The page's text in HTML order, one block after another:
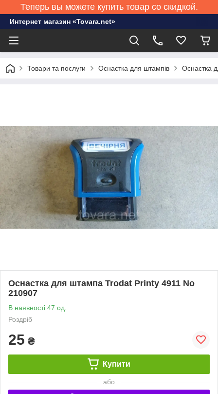
Теперь вы можете купить товар со скидкой.
Интернет магазин «Tovara.net»
Товари та послуги Оснастка для штампів Оснастка
Оснастка для штампа Trodat Printy 4911 No
210907
В наявності 47 од.
Роздріб
25 ₴
Купити
або